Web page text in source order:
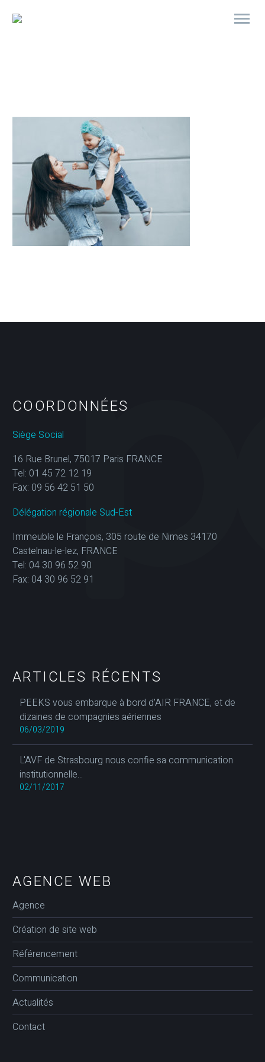
COORDONNÉES
Siège Social
16 Rue Brunel, 75017 Paris FRANCE
Tel: 01 45 72 12 19
Fax: 09 56 42 51 50
Délégation régionale Sud-Est
Immeuble le François, 305 route de Nimes 34170
Castelnau-le-lez, FRANCE
Tel: 04 30 96 52 90
Fax: 04 30 96 52 91
ARTICLES RÉCENTS
PEEKS vous embarque à bord d'AIR FRANCE, et de
dizaines de compagnies aériennes
06/03/2019
L'AVF de Strasbourg nous confie sa communication
institutionnelle...
02/11/2017
AGENCE WEB
Agence
Création de site web
Référencement
Communication
Actualités
Contact